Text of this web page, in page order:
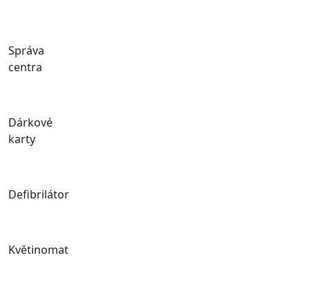
Správa
centra
Dárkové
karty
Defibrilátor
Květinomat